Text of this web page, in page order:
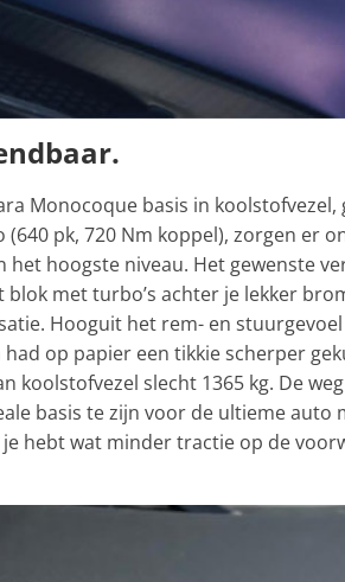
Monocoque basis in
pk, 720 Nm koppel), zorgen er
het hoogste niveau. Het gewenste
blok met turbo’s achter je lekker
Hooguit het rem- en
op papier een tikkie scherper
koolstofvezel slecht 1365 kg. De
basis te zijn voor de ultieme
hebt wat minder tractie op de